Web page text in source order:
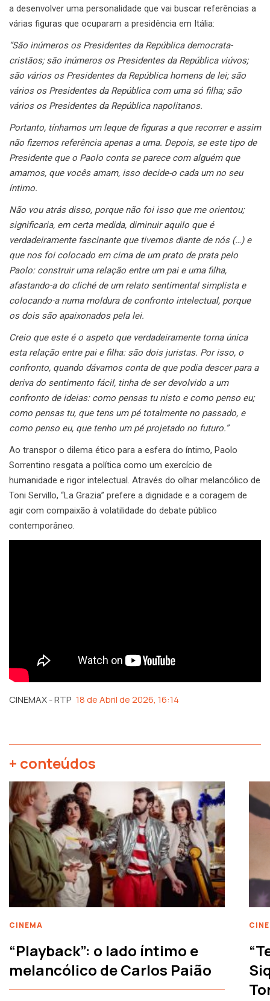
a desenvolver uma personalidade que vai buscar referências a
várias figuras que ocuparam a presidência em Itália:
“São inúmeros os Presidentes da República democrata-
cristãos; são inúmeros os Presidentes da República viúvos;
são vários os Presidentes da República homens de lei; são
vários os Presidentes da República com uma só filha; são
vários os Presidentes da República napolitanos.
Portanto, tínhamos um leque de figuras a que recorrer e assim
não fizemos referência apenas a uma. Depois, se este tipo de
Presidente que o Paolo conta se parece com alguém que
amamos, que vocês amam, isso decide-o cada um no seu
íntimo.
Não vou atrás disso, porque não foi isso que me orientou;
significaria, em certa medida, diminuir aquilo que é
verdadeiramente fascinante que tivemos diante de nós (…) e
que nos foi colocado em cima de um prato de prata pelo
Paolo: construir uma relação entre um pai e uma filha,
afastando-a do cliché de um relato sentimental simplista e
colocando-a numa moldura de confronto intelectual, porque
os dois são apaixonados pela lei.
Creio que este é o aspeto que verdadeiramente torna única
esta relação entre pai e filha: são dois juristas. Por isso, o
confronto, quando dávamos conta de que podia descer para a
deriva do sentimento fácil, tinha de ser devolvido a um
confronto de ideias: como pensas tu nisto e como penso eu;
como pensas tu, que tens um pé totalmente no passado, e
como penso eu, que tenho um pé projetado no futuro.”
Ao transpor o dilema ético para a esfera do íntimo, Paolo
Sorrentino resgata a política como um exercício de
humanidade e rigor intelectual. Através do olhar melancólico de
Toni Servillo, “La Grazia” prefere a dignidade e a coragem de
agir com compaixão à volatilidade do debate público
contemporâneo.
CINEMAX - RTP 18 de Abril de 2026, 16:14
+ conteúdos
CINEMA
“Playback”: o lado íntimo e
melancólico de Carlos Paião